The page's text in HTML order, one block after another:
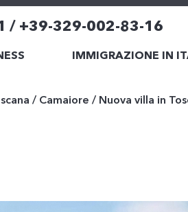
/ +39-329-002-83-16
IMMIGRAZIONE IN
/ Camaiore / Nuova villa in